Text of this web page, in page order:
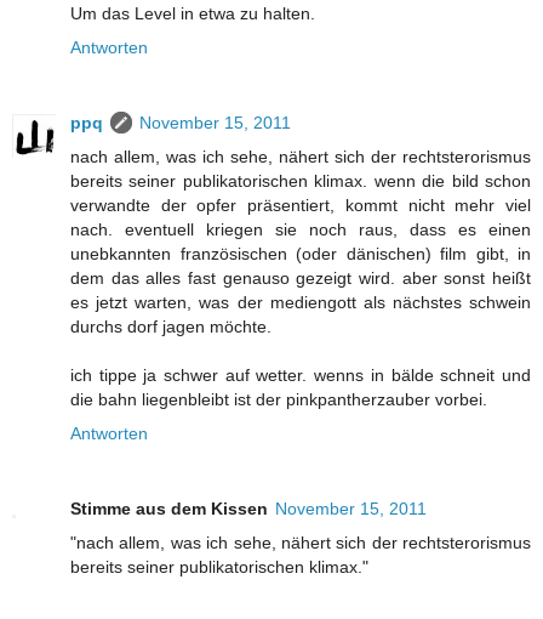
Um das Level in etwa zu halten.
Antworten
ppq
November 15, 2011
nach allem, was ich sehe, nähert sich der rechtsterorismus
bereits seiner publikatorischen klimax. wenn die bild schon
verwandte der opfer präsentiert, kommt nicht mehr viel
nach. eventuell kriegen sie noch raus, dass es einen
unebkannten französischen (oder dänischen) film gibt, in
dem das alles fast genauso gezeigt wird. aber sonst heißt
es jetzt warten, was der mediengott als nächstes schwein
durchs dorf jagen möchte.
ich tippe ja schwer auf wetter. wenns in bälde schneit und
die bahn liegenbleibt ist der pinkpantherzauber vorbei.
Antworten
Stimme aus dem Kissen November 15, 2011
"nach allem, was ich sehe, nähert sich der rechtsterorismus
bereits seiner publikatorischen klimax."